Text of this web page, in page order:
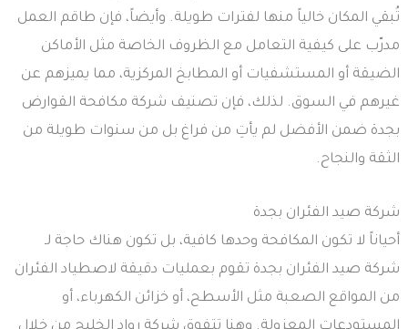
تُبقي المكان خالياً منها لفترات طويلة. وأيضاً، فإن طاقم العمل
مدرّب على كيفية التعامل مع الظروف الخاصة مثل الأماكن
الضيقة أو المستشفيات أو المطابخ المركزية، مما يميزهم عن
غيرهم في السوق. لذلك، فإن تصنيف شركة مكافحة القوارض
بجدة ضمن الأفضل لم يأتِ من فراغ بل من سنوات طويلة من
الثقة والنجاح.
شركة صيد الفئران بجدة
أحياناً لا تكون المكافحة وحدها كافية، بل تكون هناك حاجة لـ
شركة صيد الفئران بجدة تقوم بعمليات دقيقة لاصطياد الفئران
من المواقع الصعبة مثل الأسطح، أو خزائن الكهرباء، أو